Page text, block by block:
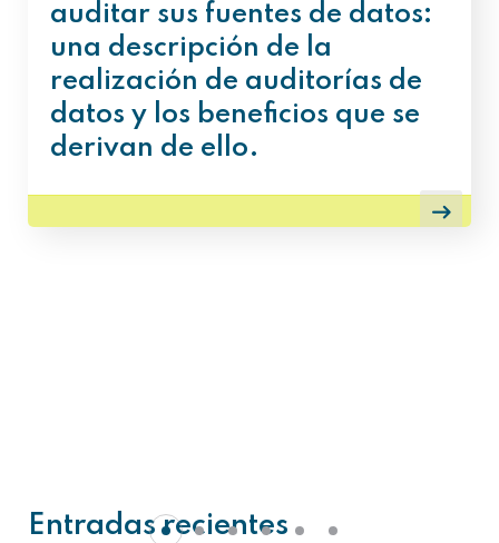
auditar sus fuentes de datos:
una descripción de la
realización de auditorías de
datos y los beneficios que se
derivan de ello.
Entradas recientes